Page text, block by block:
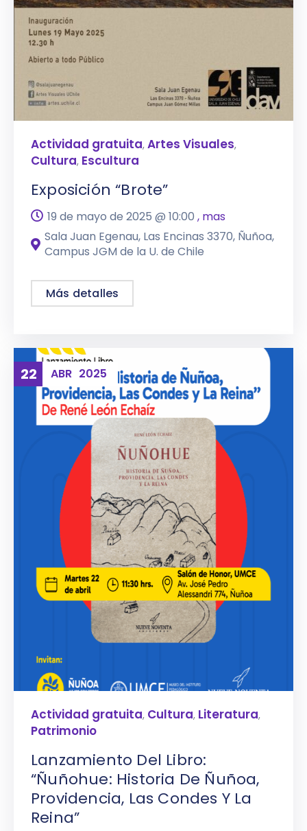
Actividad gratuita, Artes Visuales,
Cultura, Escultura
Exposición “Brote”
19 de mayo de 2025 @ 10:00 , mas
Sala Juan Egenau, Las Encinas 3370, Ñuñoa,
Campus JGM de la U. de Chile
Más detalles
22 ABR 2025
Actividad gratuita, Cultura, Literatura,
Patrimonio
Lanzamiento Del Libro:
“Ñuñohue: Historia De Ñuñoa,
Providencia, Las Condes Y La
Reina”